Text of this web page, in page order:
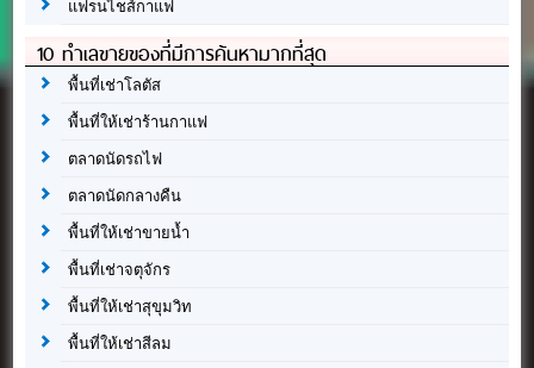
แฟรนไชส์กาแฟ
10 ทำเลขายของที่มีการค้นหามากที่สุด
พื้นที่เช่าโลตัส
พื้นที่ให้เช่าร้านกาแฟ
ตลาดนัดรถไฟ
ตลาดนัดกลางคืน
พื้นที่ให้เช่าขายน้ำ
พื้นที่เช่าจตุจักร
พื้นที่ให้เช่าสุขุมวิท
พื้นที่ให้เช่าสีลม